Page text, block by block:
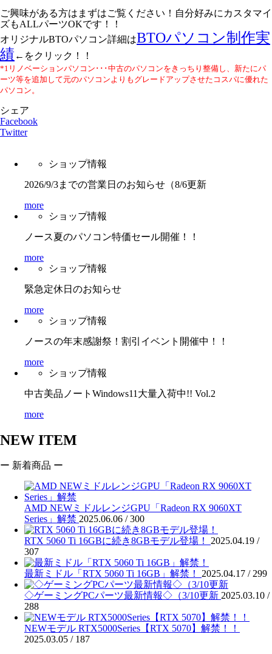
ご興味がある方はまずはご覧ください！自分好みにカスタマイ
ズもALLパーツOKです！！
オリジナルBTOパソコン詳細はBTOパソコン制作実
績←をクリック！！
*1リノベーションパソコン･･･中古のパソコンをきっちり整備し、新たにパ
ーツ等を追加して元のパソコンよりもグレードアップさせたコスパに優れた
パソコン。
シェア
Facebook
Twitter
ショップ情報
2026/9/3までの営業日のお知らせ（8/6更新
more
ショップ情報
ノース夏のパソコン特価セール開催！！
more
ショップ情報
緊急定休日のお知らせ
more
ショップ情報
ノースの年末感謝祭！割引イベント開催中！！
more
ショップ情報
中古美品ノートWindows11大量入荷中!! Vol.2
more
NEW ITEM
ー 新着商品 ー
AMD NEWミドルレンジGPU「Radeon RX 9060XT
Series」解禁 2025.06.06 /300
RTX 5060 Ti 16GBに続き8GBモデル登場！ 2025.04.19 /
307
最新ミドル「RTX 5060 Ti 16GB」解禁！ 2025.04.17 /299
◇ゲーミングPCパーツ最新情報◇（3/10更新 2025.03.10 /
288
NEWモデル RTX5000Series【RTX 5070】解禁！！
2025.03.05 / 187